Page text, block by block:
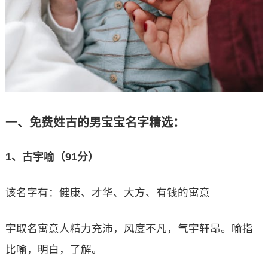
一、免费姓古的男宝宝名字精选：
1、古宇喻（91分）
该名字有：健康、才华、大方、有钱的寓意
宇取名寓意人精力充沛，风度不凡，气宇轩昂。喻指
比喻，明白，了解。